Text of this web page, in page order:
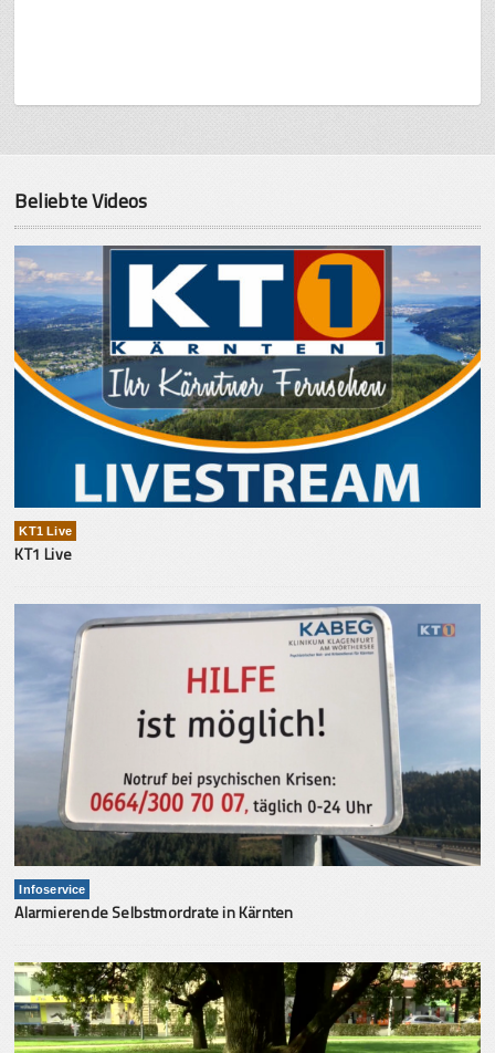
Beliebte Videos
KT1 Live
KT1 Live
Infoservice
Alarmierende Selbstmordrate in Kärnten